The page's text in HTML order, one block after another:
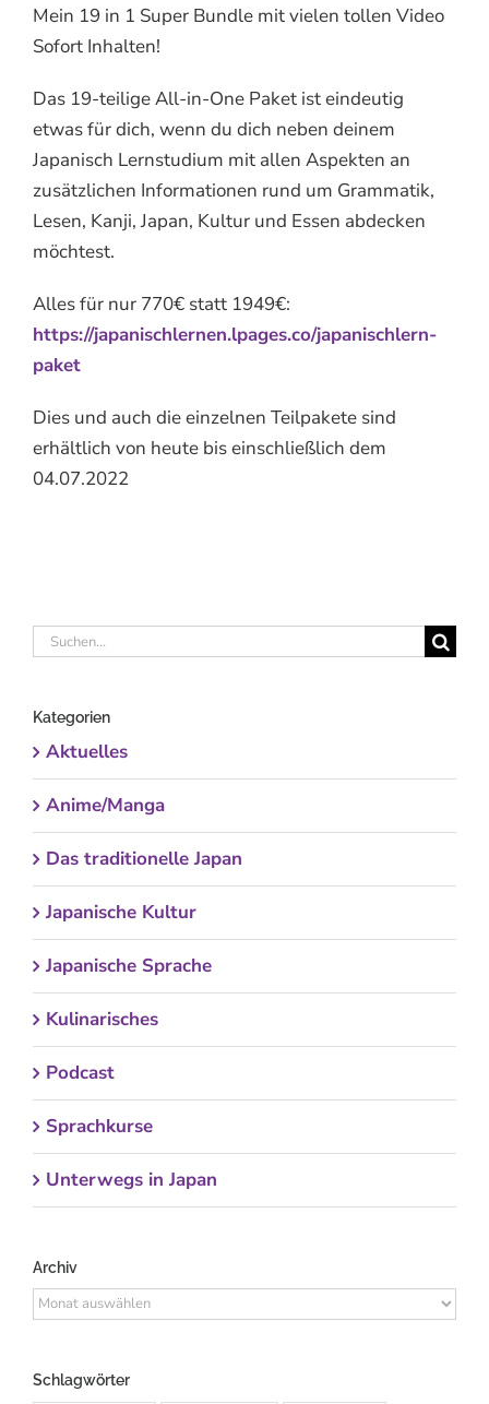
Mein 19 in 1 Super Bundle mit vielen tollen Video
Sofort Inhalten!
Das 19-teilige All-in-One Paket ist eindeutig
etwas für dich, wenn du dich neben deinem
Japanisch Lernstudium mit allen Aspekten an
zusätzlichen Informationen rund um Grammatik,
Lesen, Kanji, Japan, Kultur und Essen abdecken
möchtest.
Alles für nur 770€ statt 1949€:
https://japanischlernen.lpages.co/japanischlern-
paket
Dies und auch die einzelnen Teilpakete sind
erhältlich von heute bis einschließlich dem
04.07.2022
Suche
Kategorien
Aktuelles
Anime/Manga
Das traditionelle Japan
Japanische Kultur
Japanische Sprache
Kulinarisches
Podcast
Sprachkurse
Unterwegs in Japan
Archiv
Archiv
Schlagwörter